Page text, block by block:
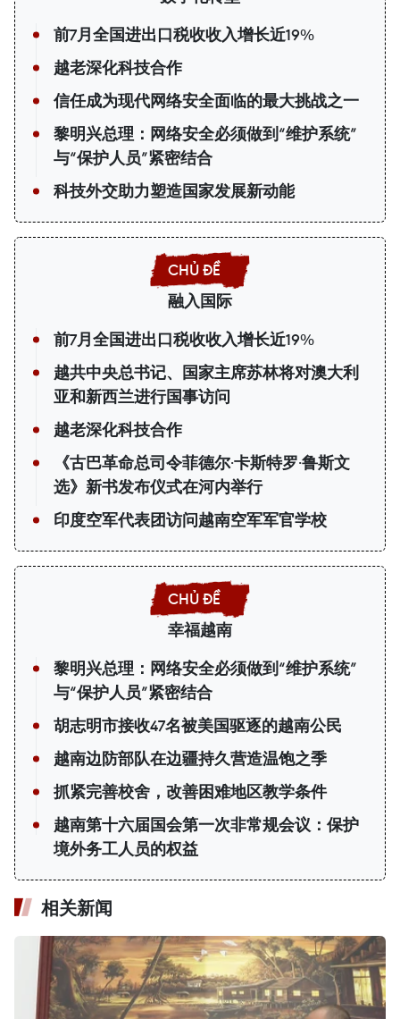
前7月全国进出口税收收入增长近19%
越老深化科技合作
信任成为现代网络安全面临的最大挑战之一
黎明兴总理：网络安全必须做到“维护系统”
与“保护人员”紧密结合
科技外交助力塑造国家发展新动能
融入国际
前7月全国进出口税收收入增长近19%
越共中央总书记、国家主席苏林将对澳大利
亚和新西兰进行国事访问
越老深化科技合作
《古巴革命总司令菲德尔·卡斯特罗·鲁斯文
选》新书发布仪式在河内举行
印度空军代表团访问越南空军军官学校
幸福越南
黎明兴总理：网络安全必须做到“维护系统”
与“保护人员”紧密结合
胡志明市接收47名被美国驱逐的越南公民
越南边防部队在边疆持久营造温饱之季
抓紧完善校舍，改善困难地区教学条件
越南第十六届国会第一次非常规会议：保护
境外务工人员的权益
相关新闻